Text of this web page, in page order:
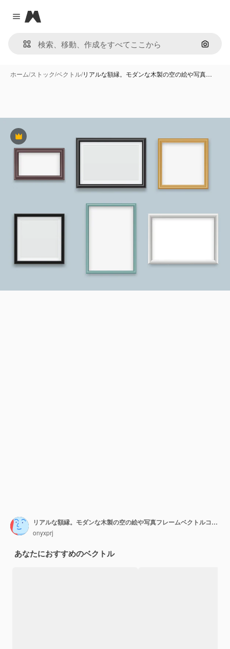
Close menu
Magnific
画像で
ホーム/ストック/ベクトル/リアルな額縁。モダンな木製の空の絵や写真…
Premium
リアルな額縁。モダンな木製の空の絵や写真フレームベクトルコレクション
onyxprj
あなたにおすすめのベクトル